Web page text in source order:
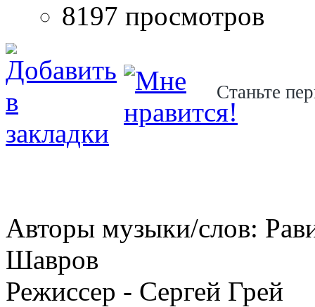
8197 просмотров
Станьте
Авторы музыки/слов:
Шавров
Режиссер - Сергей Грей